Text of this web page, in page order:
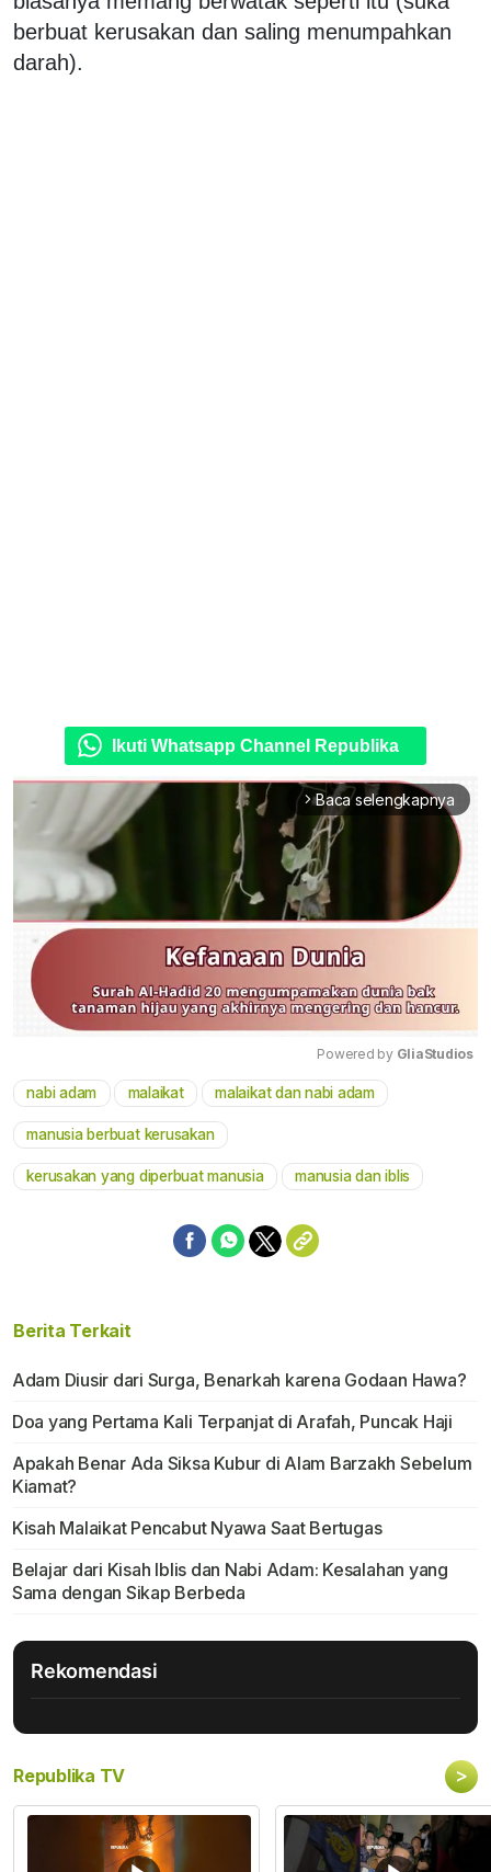
berbuat kerusakan dan saling menumpahkan
darah).
Ikuti Whatsapp Channel Republika
arrow_forward_ios Baca selengkapnya
Powered by GliaStudios
nabi adam malaikat malaikat dan nabi adam
manusia berbuat kerusakan
kerusakan yang diperbuat manusia manusia dan iblis
Berita Terkait
Adam Diusir dari Surga, Benarkah karena Godaan Hawa?
Doa yang Pertama Kali Terpanjat di Arafah, Puncak Haji
Apakah Benar Ada Siksa Kubur di Alam Barzakh Sebelum
Kiamat?
Kisah Malaikat Pencabut Nyawa Saat Bertugas
Belajar dari Kisah Iblis dan Nabi Adam: Kesalahan yang
Sama dengan Sikap Berbeda
Rekomendasi
Republika TV >